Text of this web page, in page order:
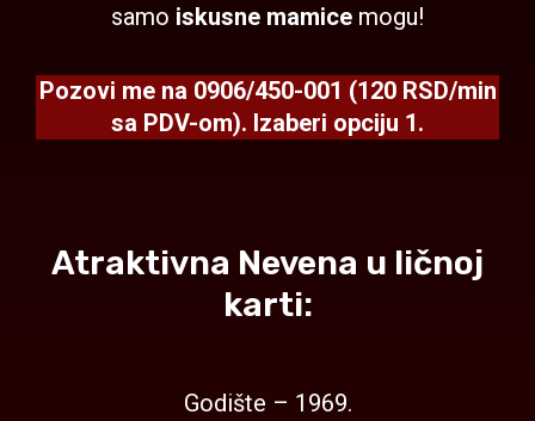
samo iskusne mamice mogu!
Pozovi me na 0906/450-001 (120 RSD/min
sa PDV-om). Izaberi opciju 1.
Atraktivna Nevena u ličnoj
karti:
Godište – 1969.